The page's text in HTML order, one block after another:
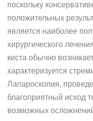
поскольку
положительных
является наиболее
хирургического
киста обычно
характеризуется
Лапароскопия,
благоприятный исход
возможных